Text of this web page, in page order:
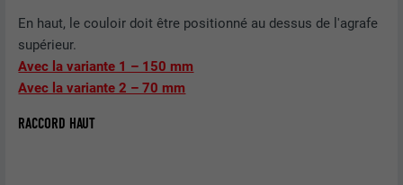
En haut, le couloir doit être positionné au dessus de l'agrafe
supérieur.
Avec la variante 1 – 150 mm
Avec la variante 2 – 70 mm
RACCORD HAUT